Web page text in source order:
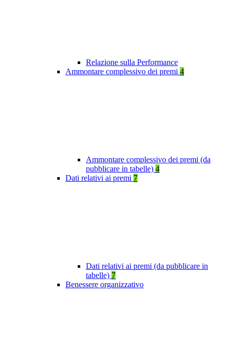
Relazione sulla Performance
Ammontare complessivo dei premi 4
Ammontare complessivo dei premi (da
pubblicare in tabelle) 4
Dati relativi ai premi 7
Dati relativi ai premi (da pubblicare in
tabelle) 7
Benessere organizzativo